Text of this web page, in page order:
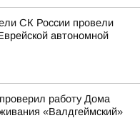
СК России провели
автономной
работу Дома
«Валдгеймский»